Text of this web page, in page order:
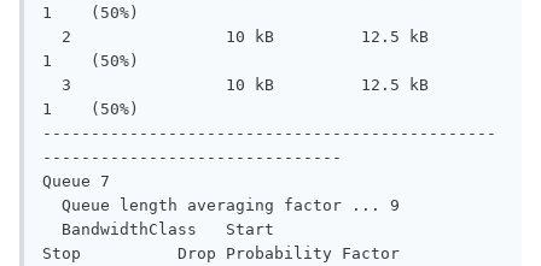
1    (50%)
2                10 kB         12.5 kB
1    (50%)
3                10 kB         12.5 kB
1    (50%)
-----------------------------------------------
-------------------------------
Queue 7
Queue length averaging factor ... 9
BandwidthClass   Start
Stop          Drop Probability Factor